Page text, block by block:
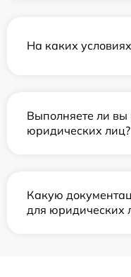
На каких
Выполняете ли вы
юридических лиц?
Какую
для юридических